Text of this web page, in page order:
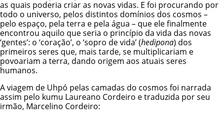
as quais poderia criar as novas vidas. E foi procurando por
todo o universo, pelos distintos domínios dos cosmos –
pelo espaço, pela terra e pela água – que ele finalmente
encontrou aquilo que seria o princípio da vida das novas
‘gentes’: o ‘coração’, o ‘sopro de vida’ (hedipona) dos
primeiros seres que, mais tarde, se multiplicariam e
povoariam a terra, dando origem aos atuais seres
humanos.
A viagem de Uhpó pelas camadas do cosmos foi narrada
assim pelo kumu Laureano Cordeiro e traduzida por seu
irmão, Marcelino Cordeiro: